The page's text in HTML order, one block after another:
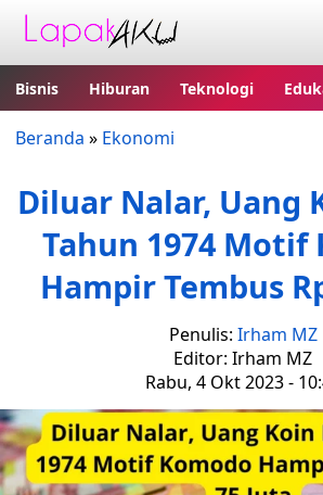
Bisnis Hiburan Teknologi
Beranda » Ekonomi
Diluar Nalar, Uang
Tahun 1974 Motif
Hampir Tembus
Penulis: Irham MZ
Editor: Irham MZ
Rabu, 4 Okt 2023 -